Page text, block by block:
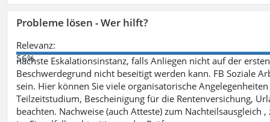
Probleme lösen - Wer hilft?
Relevanz:
56%
nächste Eskalationsinstanz, falls Anliegen nicht auf der
Beschwerdegrund nicht beseitigt werden kann. FB Soziale
sein. Hier können Sie viele organisatorische
Teilzeitstudium, Bescheinigung für die Rentenversichung,
beachten. Nachweise (auch Atteste) zum Nachteilsausgleich